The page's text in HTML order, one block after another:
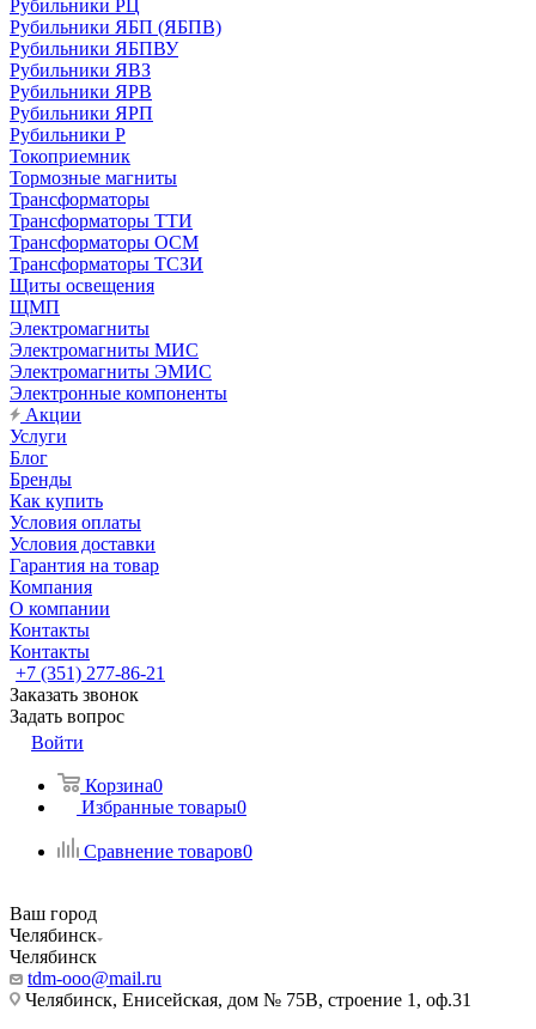
Рубильники РЦ
Рубильники ЯБП (ЯБПВ)
Рубильники ЯБПВУ
Рубильники ЯВЗ
Рубильники ЯРВ
Рубильники ЯРП
Рубильники Р
Токоприемник
Тормозные магниты
Трансформаторы
Трансформаторы ТТИ
Трансформаторы ОСМ
Трансформаторы ТСЗИ
Щиты освещения
ЩМП
Электромагниты
Электромагниты МИС
Электромагниты ЭМИС
Электронные компоненты
Акции
Услуги
Блог
Бренды
Как купить
Условия оплаты
Условия доставки
Гарантия на товар
Компания
О компании
Контакты
Контакты
+7 (351) 277-86-21
Заказать звонок
Задать вопрос
Войти
Корзина0
Избранные товары0
Сравнение товаров0
Ваш город
Челябинск
Челябинск
tdm-ooo@mail.ru
Челябинск, Енисейская, дом № 75В, строение 1, оф.31